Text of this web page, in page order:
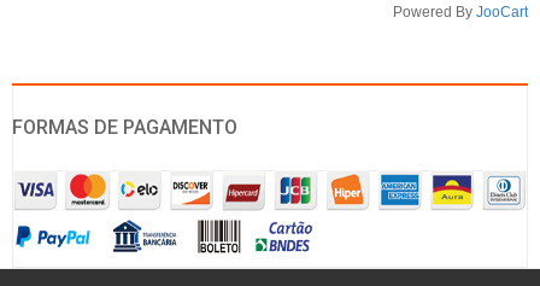
Powered By JooCart
FORMAS DE PAGAMENTO